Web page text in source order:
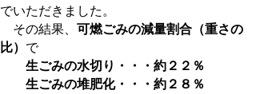
でいただきました。
その結果、 可燃ごみの減量割合（重さの
比） で
生ごみの水切り・・・約２２％
生ごみの堆肥化・・・約２８％